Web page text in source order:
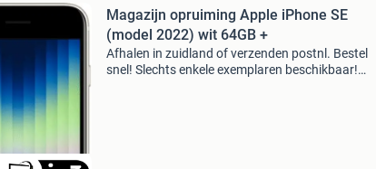
Magazijn opruiming Apple iPhone SE
(model 2022) wit 64GB +
Afhalen in zuidland of verzenden postnl. Bestel
snel! Slechts enkele exemplaren beschikbaar!